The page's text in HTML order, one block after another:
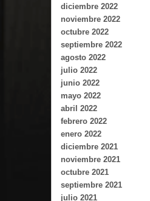
diciembre 2022
noviembre 2022
octubre 2022
septiembre 2022
agosto 2022
julio 2022
junio 2022
mayo 2022
abril 2022
febrero 2022
enero 2022
diciembre 2021
noviembre 2021
octubre 2021
septiembre 2021
julio 2021